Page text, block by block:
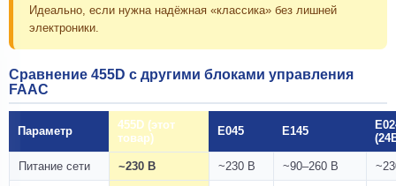
Идеально, если нужна надёжная «классика» без лишней
электроники.
Сравнение 455D с другими блоками управления
FAAC
Параметр
455D (этот
товар)
E045 E145
Питание сети ~230 В ~230 В ~90–260 В